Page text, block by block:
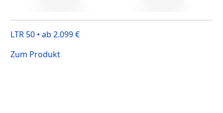
LTR 50 • ab 2.099 €
Zum Produkt